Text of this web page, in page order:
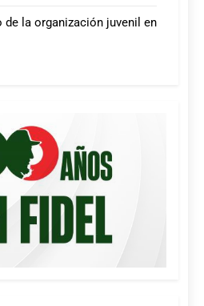
de la organización juvenil en